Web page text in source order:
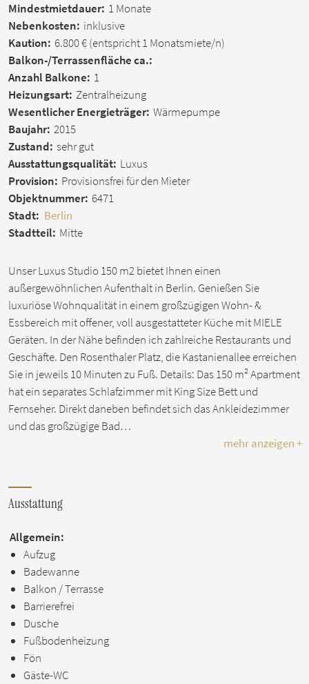
Mindestmietdauer: 1 Monate
Nebenkosten: inklusive
Kaution: 6.800 €(entspricht 1 Monatsmiete/n)
Balkon-/Terrassen­fläche ca.:
Anzahl Balkone: 1
Heizungsart: Zentralheizung
Wesentlicher Energieträger: Wärmepumpe
Baujahr: 2015
Zustand: sehr gut
Ausstattungsqualität: Luxus
Provision: Provisionsfrei für den Mieter
Objektnummer: 6471
Stadt: Berlin
Stadtteil: Mitte
Unser Luxus Studio 150 m2 bietet Ihnen einen
außergewöhnlichen Aufenthalt in Berlin. Genießen Sie
luxuriöse Wohnqualität in einem großzügigen Wohn- &
Essbereich mit offener, voll ausgestatteter Küche mit MIELE
Geräten. In der Nähe befinden ich zahlreiche Restaurants und
Geschäfte. Den Rosenthaler Platz, die Kastanienallee erreichen
Sie in jeweils 10 Minuten zu Fuß. Details: Das 150 m² Apartment
hat ein separates Schlafzimmer mit King Size Bett und
Fernseher. Direkt daneben befindet sich das Ankleidezimmer
und das großzügige Bad…
mehr anzeigen +
Ausstattung
Allgemein:
Aufzug
Badewanne
Balkon / Terrasse
Barrierefrei
Dusche
Fußbodenheizung
Fön
Gäste-WC